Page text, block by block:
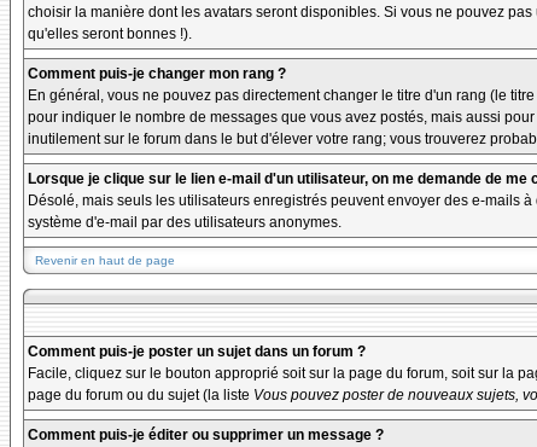
choisir la manière dont les avatars seront disponibles. Si vous ne pouvez
qu'elles seront bonnes !).
Comment puis-je changer mon rang ?
En général, vous ne pouvez pas directement changer le titre d'un rang (le
pour indiquer le nombre de messages que vous avez postés, mais aussi
inutilement sur le forum dans le but d'élever votre rang; vous trouverez
Lorsque je clique sur le lien e-mail d'un utilisateur, on me demande de me
Désolé, mais seuls les utilisateurs enregistrés peuvent envoyer des e-mails
système d'e-mail par des utilisateurs anonymes.
Revenir en haut de page
Comment puis-je poster un sujet dans un forum ?
Facile, cliquez sur le bouton approprié soit sur la page du forum, soit sur la
page du forum ou du sujet (la liste Vous pouvez poster de nouveaux sujets,
Comment puis-je éditer ou supprimer un message ?